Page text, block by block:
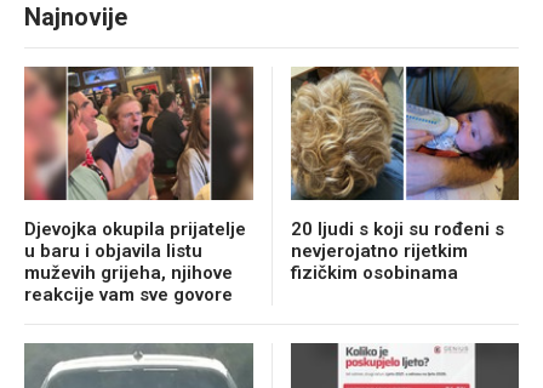
Najnovije
Djevojka okupila prijatelje
u baru i objavila listu
muževih grijeha, njihove
reakcije vam sve govore
20 ljudi s koji su rođeni s
nevjerojatno rijetkim
fizičkim osobinama